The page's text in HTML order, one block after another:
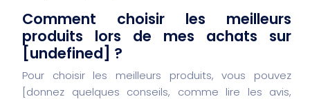
Comment choisir les meilleurs
produits lors de mes achats sur
[undefined] ?
Pour choisir les meilleurs produits, vous pouvez
[donnez quelques conseils, comme lire les avis,